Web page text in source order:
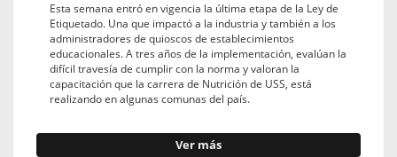
Esta semana entró en vigencia la última etapa de la Ley de
Etiquetado. Una que impactó a la industria y también a los
administradores de quioscos de establecimientos
educacionales. A tres años de la implementación, evalúan la
difícil travesía de cumplir con la norma y valoran la
capacitación que la carrera de Nutrición de USS, está
realizando en algunas comunas del país.
Ver más